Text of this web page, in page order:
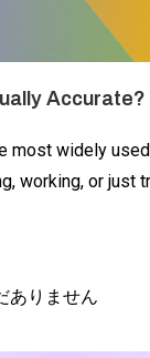
Accurate?
most widely
working, or just
ありません